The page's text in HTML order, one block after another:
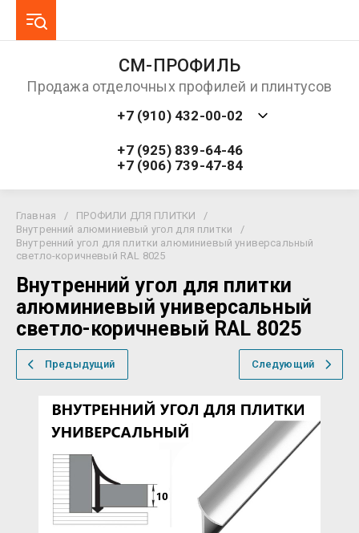
СМ-ПРОФИЛЬ
Продажа отделочных профилей и плинтусов
+7 (910) 432-00-02
+7 (925) 839-64-46
+7 (906) 739-47-84
Главная / ПРОФИЛИ ДЛЯ ПЛИТКИ
/
Внутренний алюминиевый угол для плитки
/
Внутренний угол для плитки алюминиевый универсальный
светло-коричневый RAL 8025
Внутренний угол для плитки
алюминиевый универсальный
светло-коричневый RAL 8025
Предыдущий Следующий